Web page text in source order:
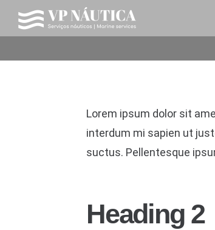
Lorem ipsum dolor sit
interdum mi sapien ut
suctus. Pellentesque
Heading 2